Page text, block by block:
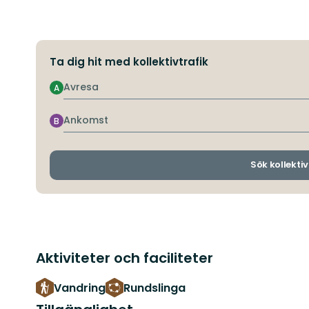
Ta dig hit med kollektivtrafik
Avresa
A
Ankomst
B
Sök
Aktiviteter och faciliteter
Vandring Rundslinga